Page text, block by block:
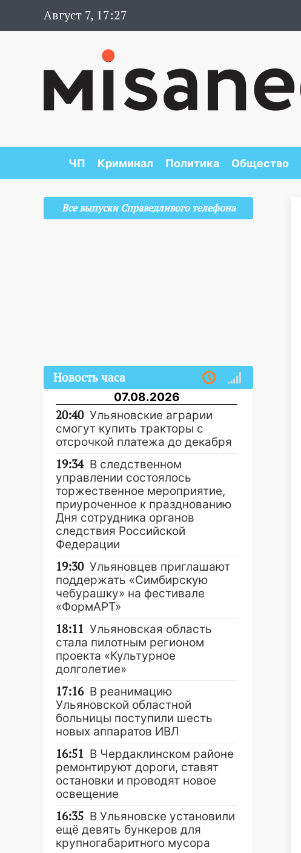
Август 7, 17:27
ЧП Криминал Политика Общество
Все выпуски Справедливого телефона
Новость часа
07.08.2026
20:40 Ульяновские аграрии
смогут купить тракторы с
отсрочкой платежа до декабря
19:34 В следственном
управлении состоялось
торжественное мероприятие,
приуроченное к празднованию
Дня сотрудника органов
следствия Российской
Федерации
19:30 Ульяновцев приглашают
поддержать «Симбирскую
чебурашку» на фестивале
«ФормАРТ»
18:11 Ульяновская область
стала пилотным регионом
проекта «Культурное
долголетие»
17:16 В реанимацию
Ульяновской областной
больницы поступили шесть
новых аппаратов ИВЛ
16:51 В Чердаклинском районе
ремонтируют дороги, ставят
остановки и проводят новое
освещение
16:35 В Ульяновске установили
ещё девять бункеров для
крупногабаритного мусора